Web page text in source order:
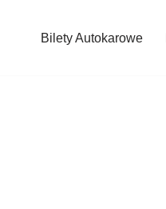
Bilety Autokarowe